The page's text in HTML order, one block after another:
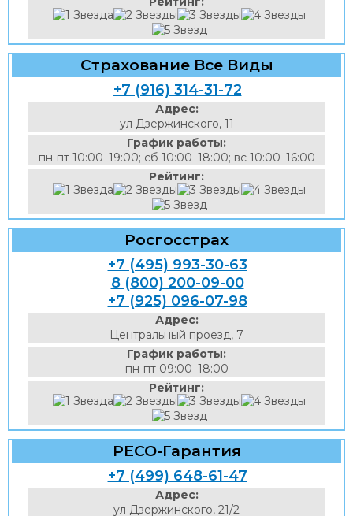
Страхование Все Виды
+7 (916) 314-31-72
Адрес:
ул Дзержинского, 11
График работы:
пн-пт 10:00–19:00; сб 10:00–18:00; вс 10:00–16:00
Рейтинг:
Росгосстрах
+7 (495) 993-30-63
8 (800) 200-09-00
+7 (925) 096-07-98
Адрес:
Центральный проезд, 7
График работы:
пн-пт 09:00–18:00
Рейтинг:
РЕСО-Гарантия
+7 (499) 648-61-47
Адрес:
ул Дзержинского, 21/2